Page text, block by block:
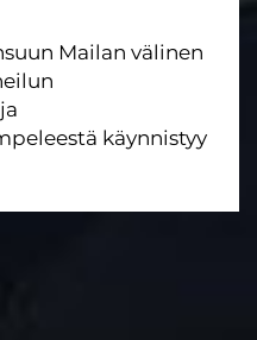
Mailan välinen
käynnistyy